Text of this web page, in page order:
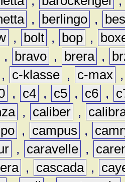
, berlingo ,
, bolt , bop ,
, bravo , brera ,
, c-klasse , c-max
, c4 , c5 , c6 ,
, caliber ,
, campus ,
, caravelle ,
, cascada ,